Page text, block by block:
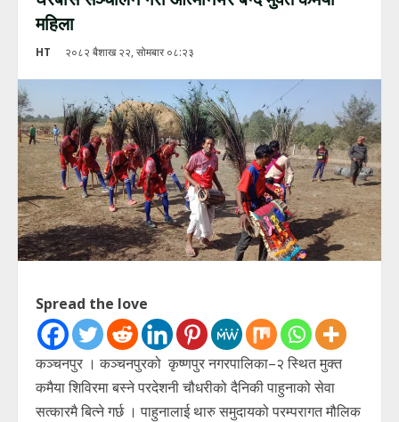
महिला
HT २०८२ बैशाख २२, सोमबार ०८:२३
Spread the love
कञ्चनपुर । कञ्चनपुरको कृष्णपुर नगरपालिका–२ स्थित मुक्त
कमैया शिविरमा बस्ने परदेशनी चौधरीको दैनिकी पाहुनाको सेवा
सत्कारमै बित्ने गर्छ । पाहुनालाई थारु समुदायको परम्परागत मौलिक